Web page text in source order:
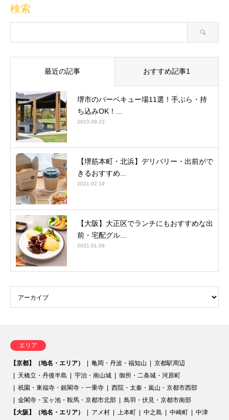
検索
最近の記事 おすすめ記事1
堺市のバーベキュー場11選！手ぶら・持
ち込みOK！...
2023.09.22
【堺筋本町・北浜】デリバリー・出前がで
きるおすすめ...
2021.02.19
【大阪】大正区でランチにもおすすめな出
前・宅配グル...
2021.01.09
エリア
【京都】（地名・エリア） 亀岡・丹波・福知山
京都駅周辺
天橋立・丹後半島
宇治・南山城
御所・二条城・河原町
祇園・東福寺・銀閣寺・一乗寺
西院・太秦・嵐山・京都市西部
金閣寺・宝ヶ池・鞍馬・京都市北部
鳥羽・伏見・京都市南部
【大阪】（地名・エリア）
アメ村 上本町 中之島 中崎町
中津